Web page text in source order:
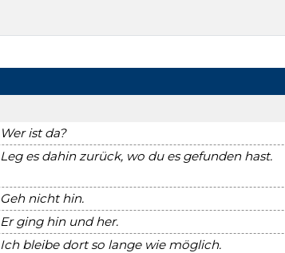
Wer ist da?
Leg es dahin zurück, wo du es gefunden hast.
Geh nicht hin.
Er ging hin und her.
Ich bleibe dort so lange wie möglich.